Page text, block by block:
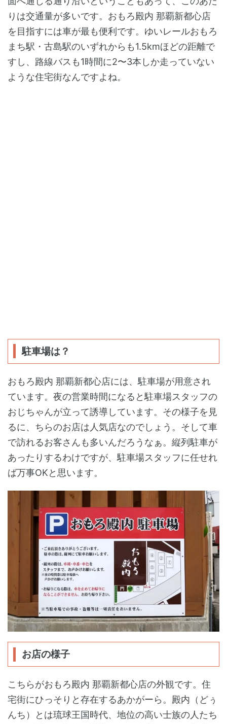
りは交通量が多いです。おもろ殿内 那覇新都心店
を目指すには車が最も便利です。ゆいレールおもろ
まち駅・古島駅のいずれからも1.5kmほどの距離で
すし、路線バスも1時間に2〜3本しか走っていない
ような住宅街なんですよね。
駐車場は？
おもろ殿内 那覇新都心店には、駐車場が用意され
ています。夜の営業時間になると駐車場スタッフの
おじちゃんが立って誘導しています。その様子を見
るに、ちらのお店は人気店なのでしょう。そして車
で訪れるお客さんも多いんだろうなぁ。縦列駐車が
あったりするわけですが、駐車場スタッフに任せれ
ば万事OKと思います。
お店の様子
こちらがおもろ殿内 那覇新都心店の外観です。住
宅街にひっそりと存在するあかがーら。殿内（どぅ
んち）とは琉球王国時代、地位の高い士族の人たち